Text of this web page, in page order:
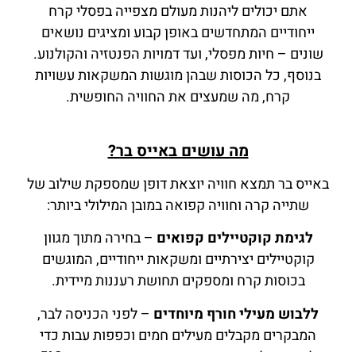
אתם יכולים ליהנות מעולם מצפייה בפסלי קרח
ייחודיים המתחדשים באופן קבוע ומציגים נושאים
שונים – חיות מפסלי, ועד דמויות הפנטזיה והקולנוע.
בנוסף, כל הכוסות שבהן מוגשות המשקאות עשויות
קרח, מה שמעצים את החוויה החופשית.
מה עושים באייס בר?
באייס בר תמצא חוויה יוצאת דופן שמספקת שילוב של
שתייה קרה וחוויה קפואה במובן המילולי ביותר:
לגימת קוקטיילים קפואים – בחירה מתוך מגוון
קוקטיילים יצירתיים ומשקאות ייחודיים, המוגשים
בכוסות קרח ומספקים תחושת רעננות מיידית.
ללבוש מעילי חורף מיוחדים – לפני הכניסה לבר,
המבקרים מקבלים מעילים חמים וכפפות עבות כדי